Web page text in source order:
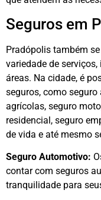
Seguros em
Pradópolis também
variedade de
áreas. Na cidade, é
seguros, como
agrícolas, seguro
residencial, seguro
de vida e até mesmo
Seguro Automotivo:
contar com seguros
tranquilidade para